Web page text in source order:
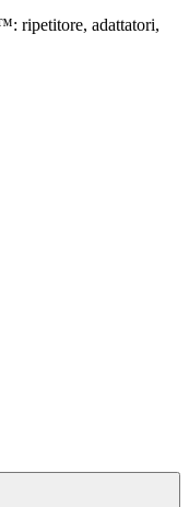
ripetitore, adattatori,